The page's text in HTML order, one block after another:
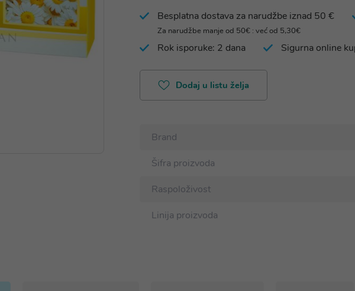
Besplatna dostava za narudžbe iznad 50 €
Za narudžbe manje od 50€ : već od 5,30€
Rok isporuke: 2 dana Sigurna online
Dodaj u listu želja
Brand
Šifra proizvoda
Raspoloživost
Linija proizvoda